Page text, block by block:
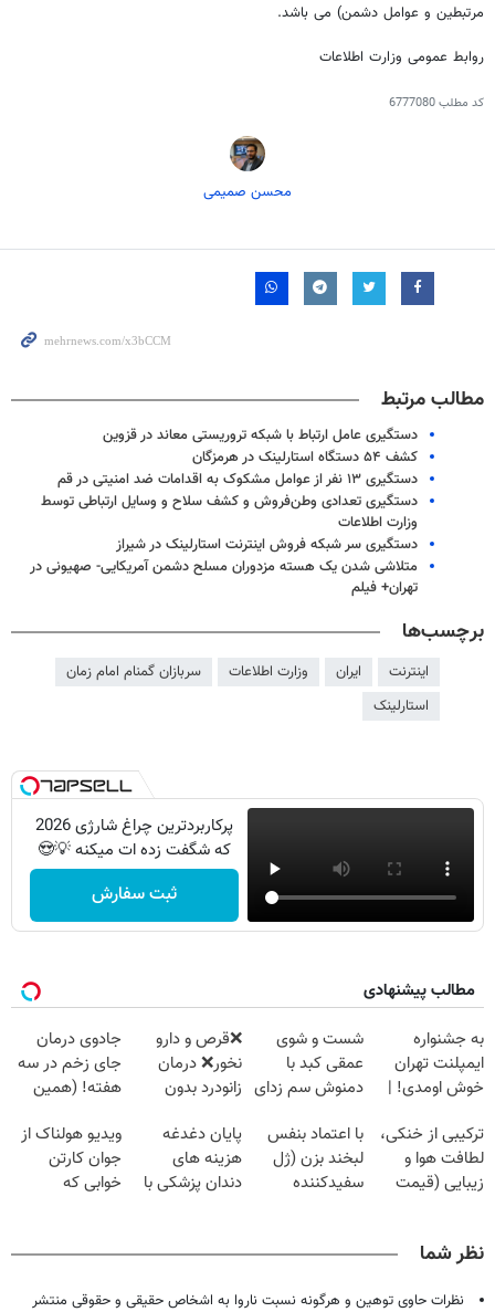
مرتبطین و عوامل دشمن) می باشد.
روابط عمومی وزارت اطلاعات
کد مطلب6777080
محسن صمیمی
مطالب مرتبط
دستگیری عامل ارتباط با شبکه تروریستی معاند در قزوین
کشف ۵۴ دستگاه استارلینک در هرمزگان
دستگیری ۱۳ نفر از عوامل مشکوک به اقدامات ضد امنیتی در قم
دستگیری تعدادی وطن‌فروش و کشف سلاح و وسایل ارتباطی توسط
وزارت اطلاعات
دستگیری سر شبکه فروش اینترنت استارلینک در شیراز
متلاشی شدن یک هسته مزدوران مسلح دشمن آمریکایی- صهیونی در
تهران+ فیلم
برچسب‌ها
اینترنت ایران وزارت اطلاعات
سربازان گمنام امام زمان
استارلینک
پرکاربردترین چراغ شارژی 2026
که شگفت زده ات میکنه 💡😍
ثبت سفارش
مطالب پیشنهادی
به جشنواره
ایمپلنت تهران
خوش اومدی! |
مشاوره رایگان
بگیر!
شست و شوی
عمقی کبد با
دمنوش سم زدای
❌قرص‌ و دارو
نخور❌ درمان
زانودرد بدون
جادوی درمان
جای زخم در سه
هفته! (همین
صحبت کنید)
ترکیبی از خنکی،
لطافت هوا و
زیبایی (قیمت
با اعتماد بنفس
لبخند بزن (ژل
سفیدکننده
پایان دغدغه
هزینه های
دندان پزشکی با
ویدیو هولناک از
جوان کارتن
خوابی که
نظر شما
نظرات حاوی توهین و هرگونه نسبت ناروا به اشخاص حقیقی و حقوقی منتشر